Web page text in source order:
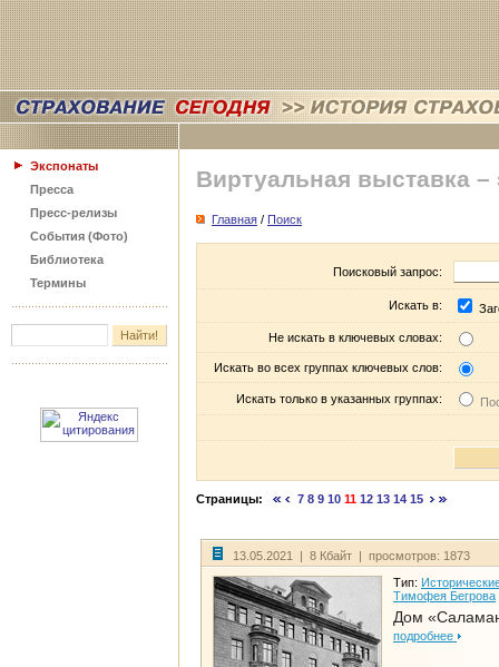
Экспонаты
Пресса
Пресс-релизы
События (Фото)
Библиотека
Термины
Виртуальная выставка –
Главная / Поиск
Поисковый запрос:
Искать в:
Не искать в ключевых словах:
Искать во всех группах ключевых слов:
Искать только в указанных группах:
Страницы: 7 8 9 10 11 12 13 14 15
13.05.2021 | 8 Кбайт | просмотров: 1873
Тип:
Тимофея Бегрова
Дом
подробнее